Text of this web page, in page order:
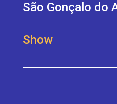
São Gonçalo do
Show